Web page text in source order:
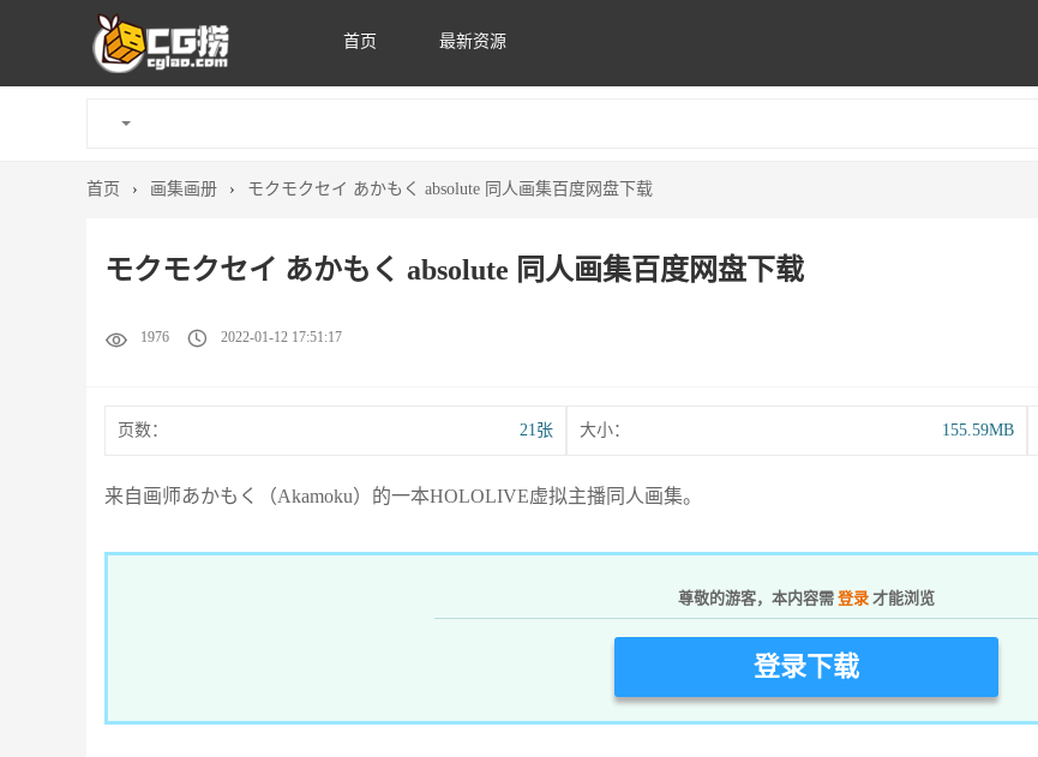
首页 最新资源
首页 › 画集画册 › モクモクセイ あかもく absolute 同人画集百度网盘下载
モクモクセイ あかもく absolute 同人画集百度网盘下载
1976 2022-01-12 17:51:17
页数： 21张 大小： 155.59MB
来自画师あかもく（Akamoku）的一本HOLOLIVE虚拟主播同人画集。
尊敬的游客，本内容需 登录 才能浏览
登录下载